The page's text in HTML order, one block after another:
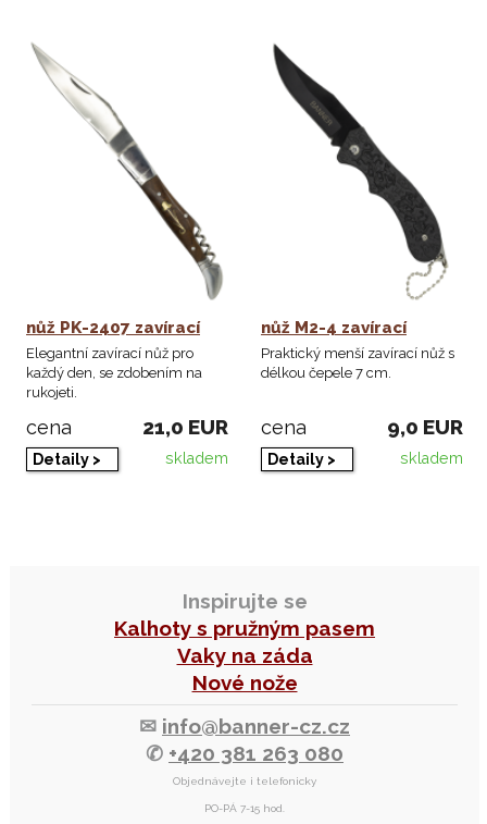
Inspirujte se
Kalhoty s pružným pasem
Vaky na záda
Nové nože
✉ info@banner-cz.cz
✆ +420 381 263 080
Objednávejte i telefonicky
PO-PÁ 7-15 hod.
nůž PK-2407 zavírací
Elegantní zavírací nůž pro
každý den, se zdobením na
rukojeti.
cena 21,0 EUR
Detaily > skladem
nůž M2-4 zavírací
Praktický menší zavírací nůž s
délkou čepele 7 cm.
cena 9,0 EUR
Detaily > skladem